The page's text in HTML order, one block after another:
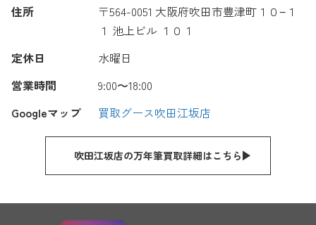
住所
〒564-0051 大阪府吹田市豊津町１０−１
１ 池上ビル １０１
定休日
水曜日
営業時間
9:00〜18:00
Googleマップ
買取グース吹田江坂店
吹田江坂店の万年筆買取詳細はこちら